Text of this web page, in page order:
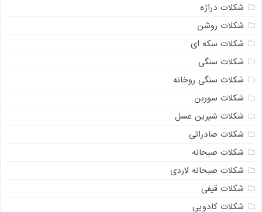
شکلات دراژه
شکلات روشن
شکلات سکه ای
شکلات سنگی
شکلات سنگی روخانه
شکلات سوربن
شکلات شیرین عسل
شکلات صادراتی
شکلات صبحانه
شکلات صبحانه لاردی
شکلات قیفی
شکلات کادویی